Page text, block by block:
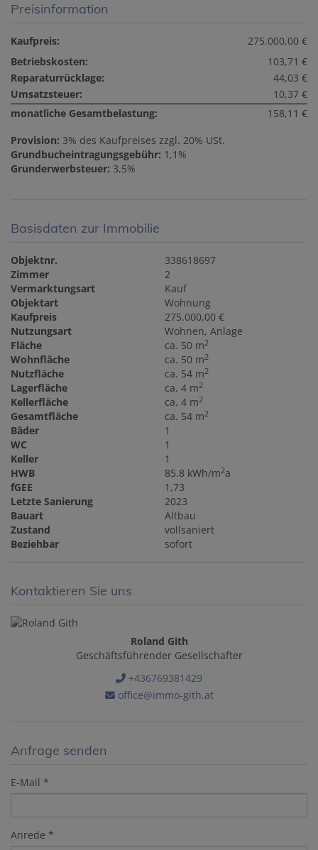
Preisinformation
Kaufpreis:
275.000,00 €
Betriebskosten:
103,71 €
Reparaturrücklage:
44,03 €
Umsatzsteuer:
10,37 €
monatliche Gesamtbelastung:
158,11 €
Provision: 3% des Kaufpreises zzgl. 20% USt.
Grundbucheintragungsgebühr: 1,1%
Grunderwerbsteuer: 3,5%
Basisdaten zur Immobilie
Objektnr.
338618697
Zimmer
2
Vermarktungsart
Kauf
Objektart
Wohnung
Kaufpreis
275.000,00 €
Nutzungsart
Wohnen Anlage
Fläche
ca. 50 m2
Wohnfläche ca. 50 m2
Nutzfläche ca. 54 m2
Lagerfläche ca. 4 m2
Kellerfläche ca. 4 m2
Gesamtfläche ca. 54 m2
Bäder
1
WC
1
Keller
1
HWB
85.8 kWh/m2a
fGEE
1,73
Letzte Sanierung
2023
Bauart
Altbau
Zustand
vollsaniert
Beziehbar
sofort
Kontaktieren Sie uns
Roland Gith
Geschäftsführender Gesellschafter
+436769381429
office@immo-gith.at
Anfrage senden
E-Mail
Anrede